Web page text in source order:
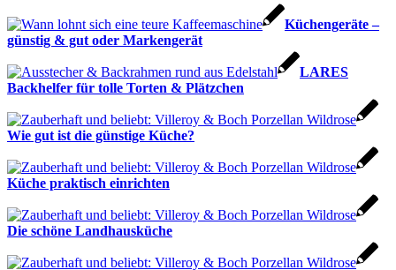
Küchengeräte –
günstig & gut oder Markengerät
LARES
Backhelfer für tolle Torten & Plätzchen
Wie gut ist die günstige Küche?
Küche praktisch einrichten
Die schöne Landhausküche